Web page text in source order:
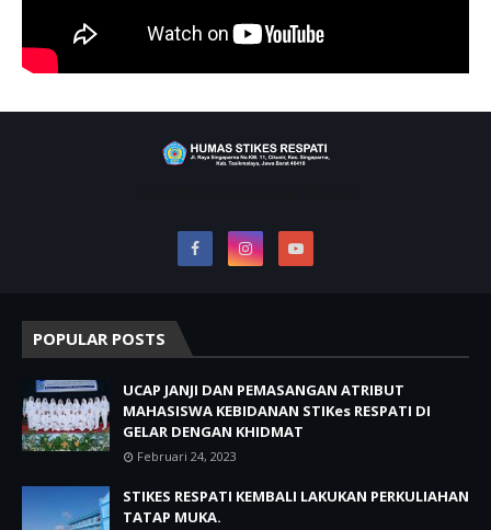
POPULAR POSTS
UCAP JANJI DAN PEMASANGAN ATRIBUT
MAHASISWA KEBIDANAN STIKes RESPATI DI
GELAR DENGAN KHIDMAT
Februari 24, 2023
STIKES RESPATI KEMBALI LAKUKAN PERKULIAHAN
TATAP MUKA.